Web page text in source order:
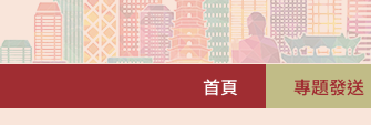
首頁 專題發送